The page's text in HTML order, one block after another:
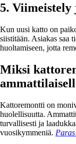
5. Viimeistely
Kun uusi katto on
siistitään. Asiakas saa
huoltamiseen, jotta
Miksi
Kattoremontti on
huolellisuutta.
turvallisesti ja
vuosikymmeniä.